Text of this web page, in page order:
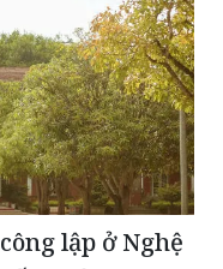
lập ở Nghệ